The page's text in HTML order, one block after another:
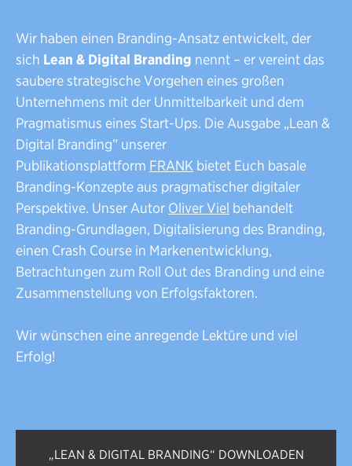
Wir haben einen Branding-Ansatz entwickelt, der
sich Lean & Digital Branding nennt – er vereint das
saubere strategische Vorgehen eines großen
Unternehmens mit der Unmittelbarkeit und dem
Pragmatismus eines Start-Ups. Die Ausgabe „Lean &
Digital Branding” unserer
Publikationsplattform FRANK bietet Euch basale
Branding-Konzepte aus pragmatischer digitaler
Perspektive. Unser Autor Oliver Viel behandelt
Branding-Grundlagen, Digitalisierung des Branding,
einen Crash Course in Markenentwicklung,
Betrachtungen zum Roll Out des Branding und eine
Zusammenstellung von Erfolgsfaktoren.
Wir wünschen eine anregende Lektüre und viel
Erfolg!
„LEAN & DIGITAL BRANDING“ DOWNLOADEN